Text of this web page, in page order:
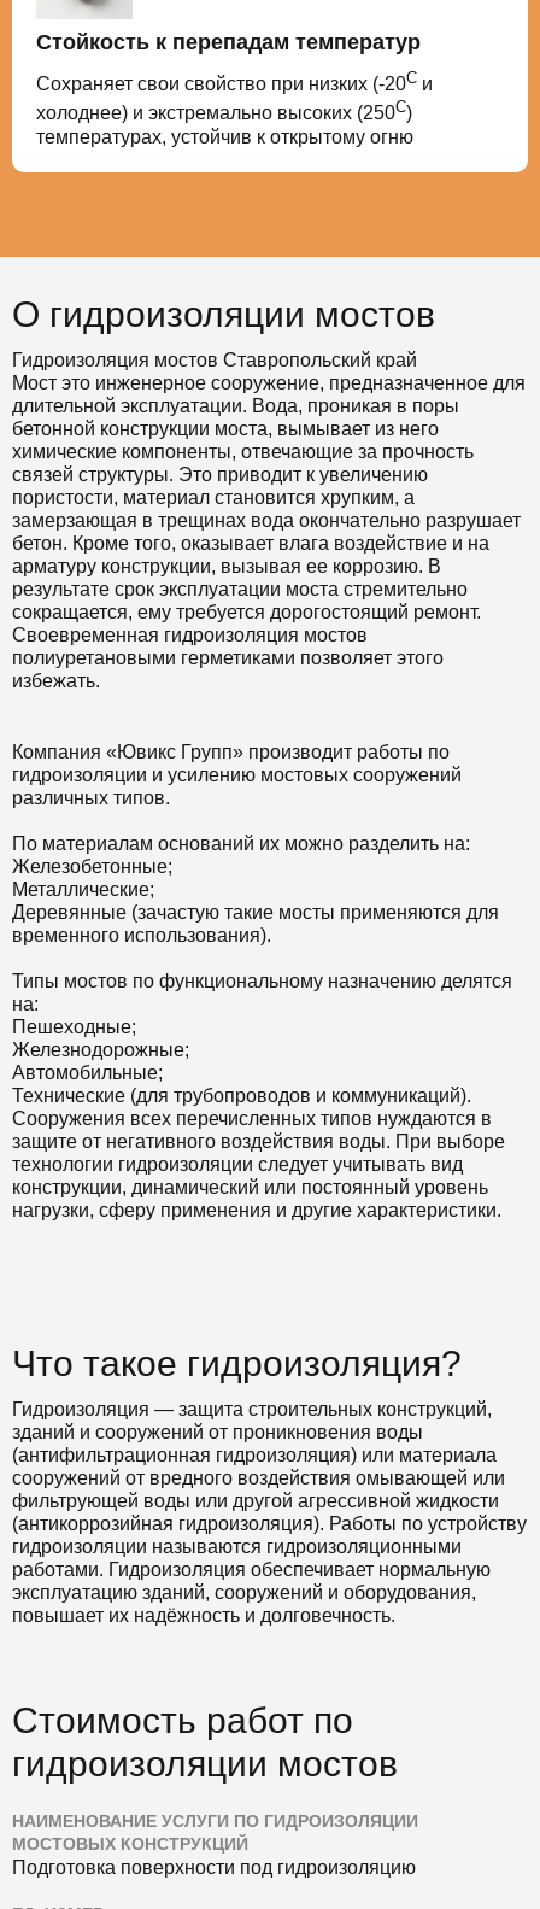
Стойкость к перепадам температур
Сохраняет свои свойство при низких (-20С и
холоднее) и экстремально высоких (250С)
температурах, устойчив к открытому огню
О гидроизоляции мостов
Гидроизоляция мостов Ставропольский край
Мост это инженерное сооружение, предназначенное для
длительной эксплуатации. Вода, проникая в поры
бетонной конструкции моста, вымывает из него
химические компоненты, отвечающие за прочность
связей структуры. Это приводит к увеличению
пористости, материал становится хрупким, а
замерзающая в трещинах вода окончательно разрушает
бетон. Кроме того, оказывает влага воздействие и на
арматуру конструкции, вызывая ее коррозию. В
результате срок эксплуатации моста стремительно
сокращается, ему требуется дорогостоящий ремонт.
Своевременная гидроизоляция мостов
полиуретановыми герметиками позволяет этого
избежать.
Компания «Ювикс Групп» производит работы по
гидроизоляции и усилению мостовых сооружений
различных типов.
По материалам оснований их можно разделить на:
Железобетонные;
Металлические;
Деревянные (зачастую такие мосты применяются для
временного использования).
Типы мостов по функциональному назначению делятся
на:
Пешеходные;
Железнодорожные;
Автомобильные;
Технические (для трубопроводов и коммуникаций).
Сооружения всех перечисленных типов нуждаются в
защите от негативного воздействия воды. При выборе
технологии гидроизоляции следует учитывать вид
конструкции, динамический или постоянный уровень
нагрузки, сферу применения и другие характеристики.
Что такое гидроизоляция?
Гидроизоляция — защита строительных конструкций,
зданий и сооружений от проникновения воды
(антифильтрационная гидроизоляция) или материала
сооружений от вредного воздействия омывающей или
фильтрующей воды или другой агрессивной жидкости
(антикоррозийная гидроизоляция). Работы по устройству
гидроизоляции называются гидроизоляционными
работами. Гидроизоляция обеспечивает нормальную
эксплуатацию зданий, сооружений и оборудования,
повышает их надёжность и долговечность.
Стоимость работ по
гидроизоляции мостов
НАИМЕНОВАНИЕ УСЛУГИ ПО ГИДРОИЗОЛЯЦИИ
МОСТОВЫХ КОНСТРУКЦИЙ
Подготовка поверхности под гидроизоляцию